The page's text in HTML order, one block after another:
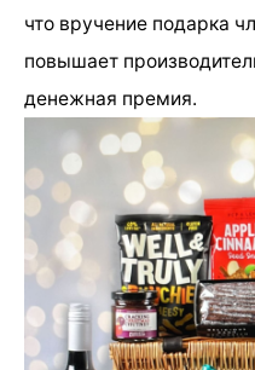
что вручение подарка
повышает
денежная премия.